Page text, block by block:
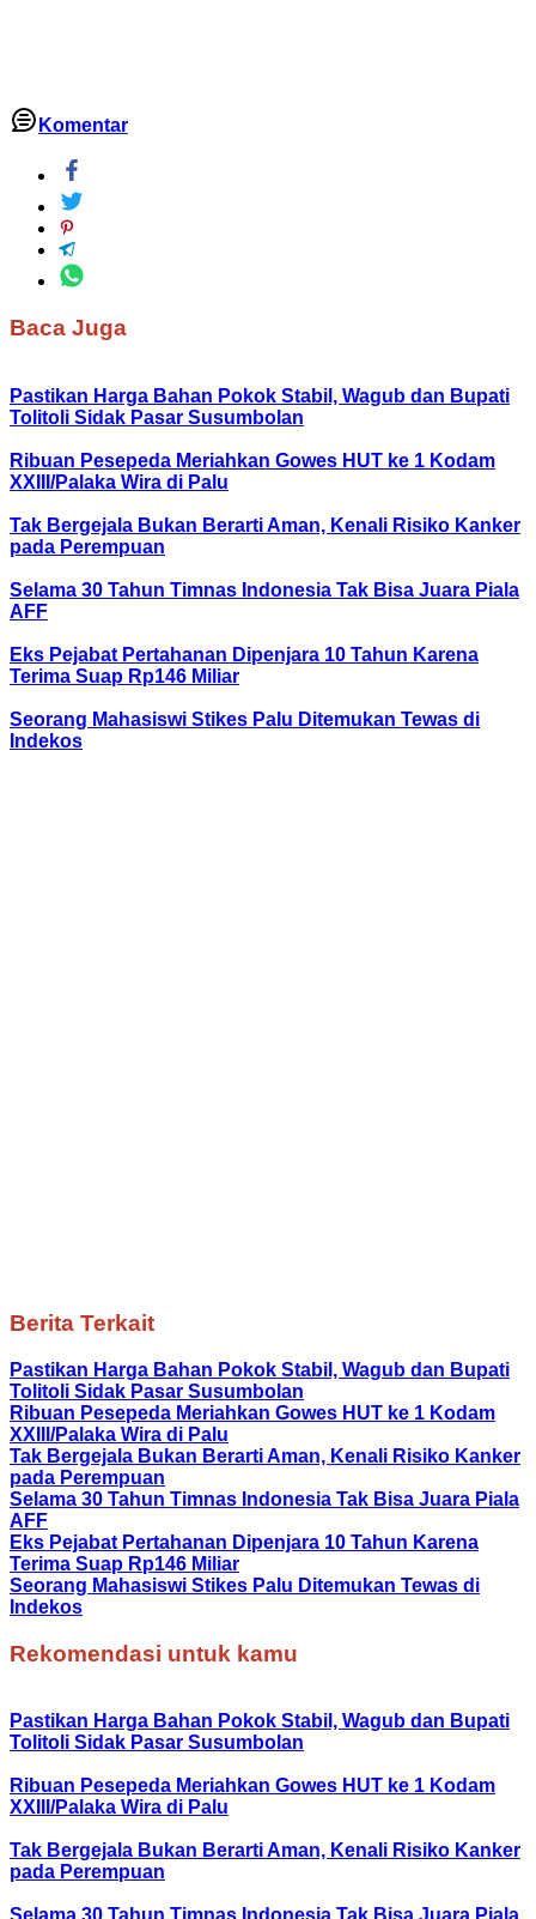
Komentar
Baca Juga
Pastikan Harga Bahan Pokok Stabil, Wagub dan Bupati
Tolitoli Sidak Pasar Susumbolan
Ribuan Pesepeda Meriahkan Gowes HUT ke 1 Kodam
XXIII/Palaka Wira di Palu
Tak Bergejala Bukan Berarti Aman, Kenali Risiko Kanker
pada Perempuan
Selama 30 Tahun Timnas Indonesia Tak Bisa Juara Piala
AFF
Eks Pejabat Pertahanan Dipenjara 10 Tahun Karena
Terima Suap Rp146 Miliar
Seorang Mahasiswi Stikes Palu Ditemukan Tewas di
Indekos
Berita Terkait
Pastikan Harga Bahan Pokok Stabil, Wagub dan Bupati
Tolitoli Sidak Pasar Susumbolan
Ribuan Pesepeda Meriahkan Gowes HUT ke 1 Kodam
XXIII/Palaka Wira di Palu
Tak Bergejala Bukan Berarti Aman, Kenali Risiko Kanker
pada Perempuan
Selama 30 Tahun Timnas Indonesia Tak Bisa Juara Piala
AFF
Eks Pejabat Pertahanan Dipenjara 10 Tahun Karena
Terima Suap Rp146 Miliar
Seorang Mahasiswi Stikes Palu Ditemukan Tewas di
Indekos
Rekomendasi untuk kamu
Pastikan Harga Bahan Pokok Stabil, Wagub dan Bupati
Tolitoli Sidak Pasar Susumbolan
Ribuan Pesepeda Meriahkan Gowes HUT ke 1 Kodam
XXIII/Palaka Wira di Palu
Tak Bergejala Bukan Berarti Aman, Kenali Risiko Kanker
pada Perempuan